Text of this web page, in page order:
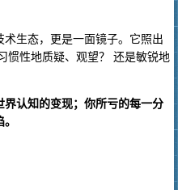
生态，更是一面镜子。它照出
惯性地质疑、观望？ 还是敏锐地
认知的变现；你所亏的每一分